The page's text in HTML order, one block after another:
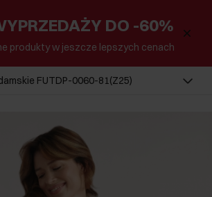
DO -60%
produkty w jeszcze lepszych cenach
FUTDP-0060-81(Z25)